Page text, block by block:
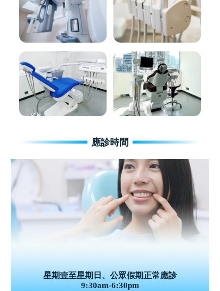
應診時間
星期壹至星期日、公眾假期正常應診
9:30am-6:30pm